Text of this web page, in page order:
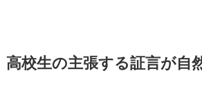
高校生の主張する証言が自